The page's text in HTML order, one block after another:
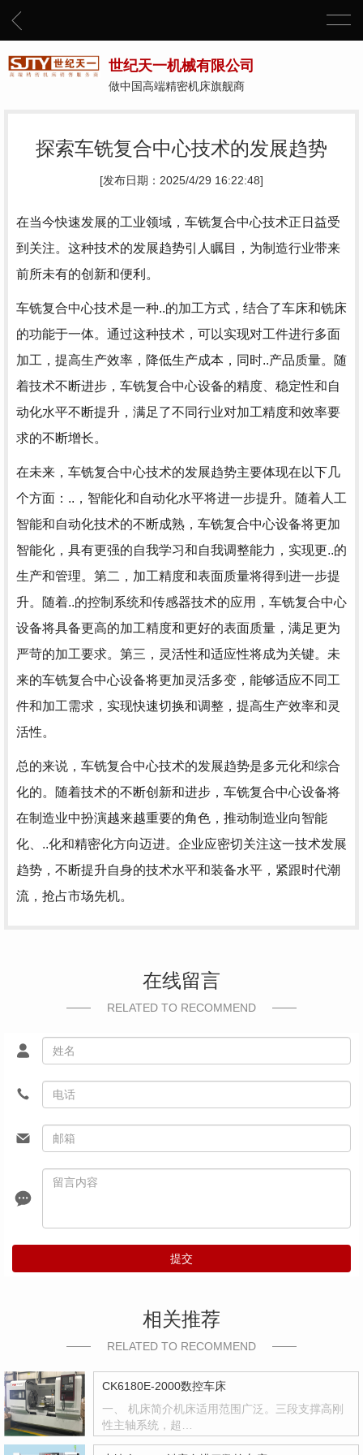
世纪天一机械有限公司
做中国高端精密机床旗舰商
探索车铣复合中心技术的发展趋势
[发布日期：2025/4/29 16:22:48]
在当今快速发展的工业领域，车铣复合中心技术正日益受
到关注。这种技术的发展趋势引人瞩目，为制造行业带来
前所未有的创新和便利。
车铣复合中心技术是一种..的加工方式，结合了车床和铣床
的功能于一体。通过这种技术，可以实现对工件进行多面
加工，提高生产效率，降低生产成本，同时..产品质量。随
着技术不断进步，车铣复合中心设备的精度、稳定性和自
动化水平不断提升，满足了不同行业对加工精度和效率要
求的不断增长。
在未来，车铣复合中心技术的发展趋势主要体现在以下几
个方面：..，智能化和自动化水平将进一步提升。随着人工
智能和自动化技术的不断成熟，车铣复合中心设备将更加
智能化，具有更强的自我学习和自我调整能力，实现更..的
生产和管理。第二，加工精度和表面质量将得到进一步提
升。随着..的控制系统和传感器技术的应用，车铣复合中心
设备将具备更高的加工精度和更好的表面质量，满足更为
严苛的加工要求。第三，灵活性和适应性将成为关键。未
来的车铣复合中心设备将更加灵活多变，能够适应不同工
件和加工需求，实现快速切换和调整，提高生产效率和灵
活性。
总的来说，车铣复合中心技术的发展趋势是多元化和综合
化的。随着技术的不断创新和进步，车铣复合中心设备将
在制造业中扮演越来越重要的角色，推动制造业向智能
化、..化和精密化方向迈进。企业应密切关注这一技术发展
趋势，不断提升自身的技术水平和装备水平，紧跟时代潮
流，抢占市场先机。
在线留言
RELATED TO RECOMMEND
提交
相关推荐
RELATED TO RECOMMEND
CK6180E-2000数控车床
一、 机床简介机床适用范围广泛。三段支撑高刚
性主轴系统，超…